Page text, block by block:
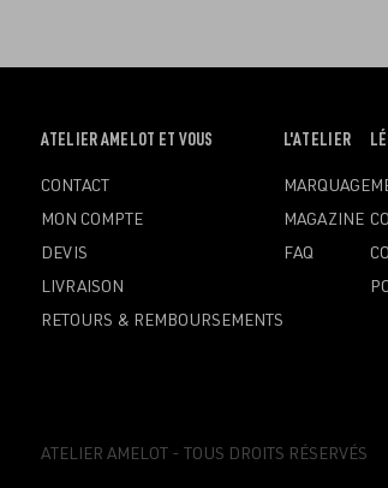
OUVRIR
MENU
ATELIER AMELOT ET VOUS
CONTACT
MON COMPTE
DEVIS
LIVRAISON
RETOURS & REMBOURSEMENTS
OUVRIR
MENU
L'ATELIER
MARQUAGE
MAGAZINE
FAQ
ATELIER AMELOT - TOUS DROITS RÉSERVÉS